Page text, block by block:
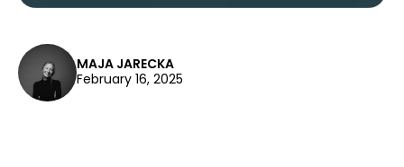
MAJA JARECKA
February 16, 2025